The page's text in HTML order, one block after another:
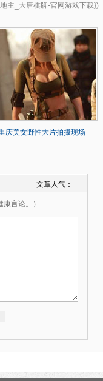
地主_大唐棋牌-官网游戏下载})
庆美女野性大片拍摄现场
文章人气：
言论。）